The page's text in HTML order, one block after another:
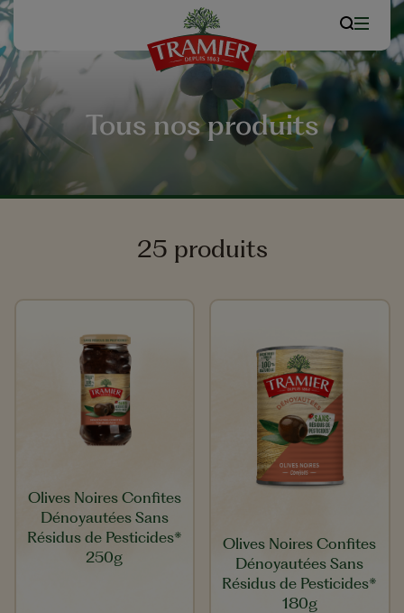
Tous nos produits
25 produits
Olives Noires Confites
Dénoyautées Sans
Résidus de Pesticides*
250g
Olives Noires Confites
Dénoyautées Sans
Résidus de Pesticides*
180g